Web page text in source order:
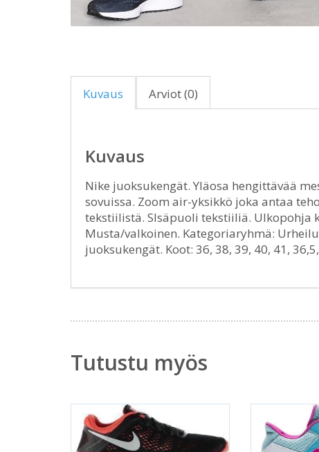
Kuvaus Arviot (0)
Kuvaus
Nike juoksukengät. Yläosa hengittävää
sovuissa. Zoom air-yksikkö joka antaa
tekstiilistä. SIsäpuoli tekstiiliä. Ulkopohja
Musta/valkoinen. Kategoriaryhmä:
juoksukengät. Koot: 36, 38, 39, 40, 41,
Tutustu myös